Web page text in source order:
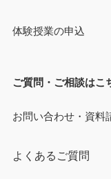
体験授業の申込
ご質問・ご相談はこ
お問い合わせ・資料
よくあるご質問